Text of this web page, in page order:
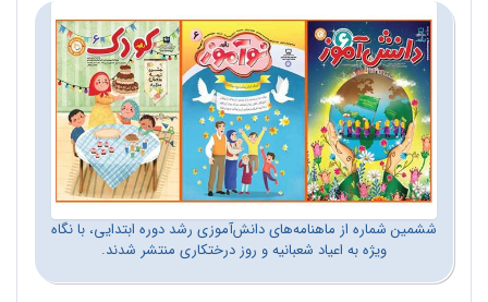
ششمین شماره از ماهنامه‌های دانش‌آموزی رشد دوره ابتدایی، با نگاه
ویژه به اعیاد شعبانیه و روز درختکاری منتشر شدند.